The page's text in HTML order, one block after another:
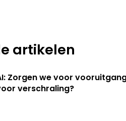
artikelen
Zorgen we voor
verschraling?